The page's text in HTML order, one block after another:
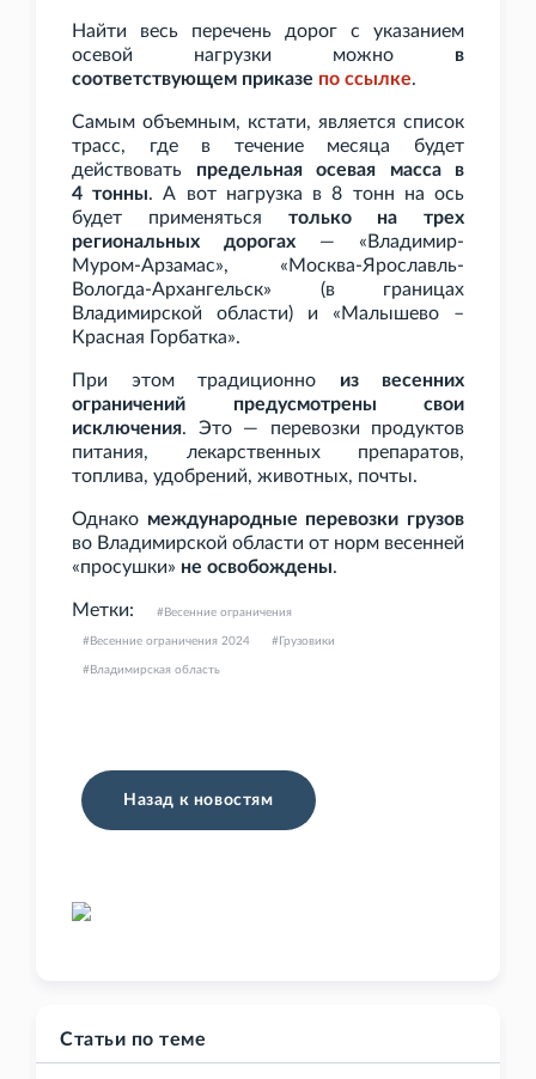
Найти весь перечень дорог с указанием
осевой нагрузки можно в
соответствующем приказе по ссылке.
Самым объемным, кстати, является список
трасс, где в течение месяца будет
действовать предельная осевая масса в
4 тонны. А вот нагрузка в 8 тонн на ось
будет применяться только на трех
региональных дорогах — «Владимир-
Муром-Арзамас», «Москва-Ярославль-
Вологда-Архангельск» (в границах
Владимирской области) и «Малышево –
Красная Горбатка».
При этом традиционно из весенних
ограничений предусмотрены свои
исключения. Это — перевозки продуктов
питания, лекарственных препаратов,
топлива, удобрений, животных, почты.
Однако международные перевозки грузов
во Владимирской области от норм весенней
«просушки» не освобождены.
Метки: Весенние ограничения
Весенние ограничения 2024 Грузовики
Владимирская область
Назад к новостям
Статьи по теме